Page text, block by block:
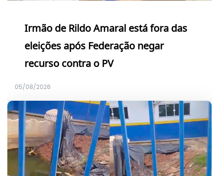
Irmão de Rildo Amaral está fora das
eleições após Federação negar
recurso contra o PV
05/08/2026